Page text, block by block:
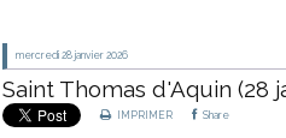
mercredi 28 janvier 2026
Saint Thomas d'Aquin (28
IMPRIMER Share